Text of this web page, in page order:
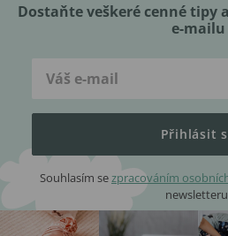
Dostaňte veškeré cenné tipy
e-mailu
Přihlásit
Souhlasím sezpracováním